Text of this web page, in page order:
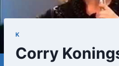
K
Corry